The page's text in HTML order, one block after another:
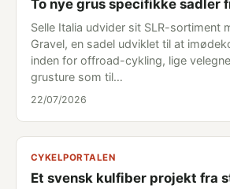
To nye grus specifikke sadler
Selle Italia udvider sit SLR-sortiment
Gravel, en sadel udviklet til at
inden for offroad-cykling, lige
grusture som til…
22/07/2026
CYKELPORTALEN
Et svensk kulfiber projekt fra